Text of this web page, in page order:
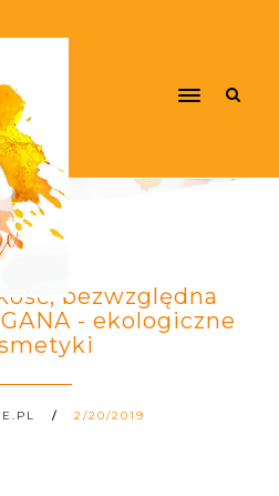
bezwzględna
- ekologiczne
2/20/2019